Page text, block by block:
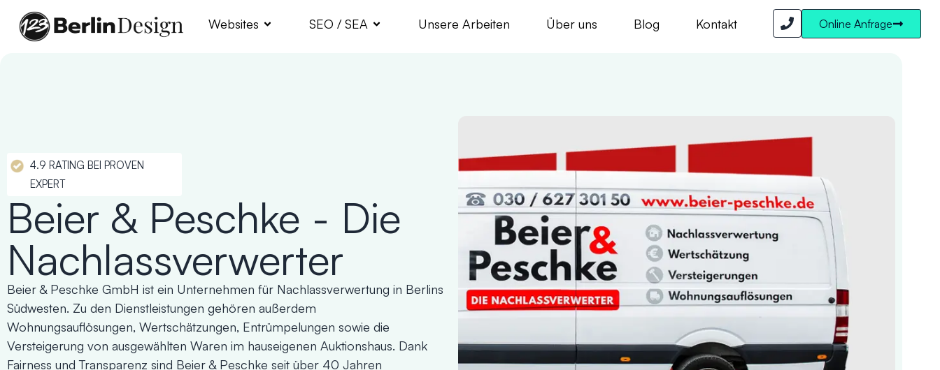
Websites SEO / SEA Unsere Arbeiten Über uns Blog Kontakt Online Anfrage
4.9 RATING BEI PROVEN
EXPERT
Beier & Peschke - Die
Nachlassverwerter
Beier & Peschke GmbH ist ein Unternehmen für Nachlassverwertung in Berlins
Südwesten. Zu den Dienstleistungen gehören außerdem
Wohnungsauflösungen, Wertschätzungen, Entrümpelungen sowie die
Versteigerung von ausgewählten Waren im hauseigenen Auktionshaus. Dank
Fairness und Transparenz sind Beier & Peschke seit über 40 Jahren